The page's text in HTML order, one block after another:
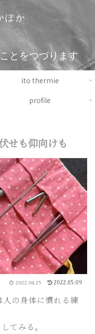
ぽか
とをつづります
ito thermie
profile
せも仰向けも
2022.04.25 2022.05.09
人の身体に慣れる練
てみる。